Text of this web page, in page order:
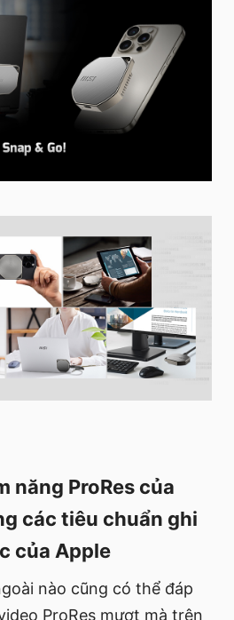
năng ProRes của
các tiêu chuẩn ghi
của Apple
nào cũng có thể đáp
ProRes mượt mà trên